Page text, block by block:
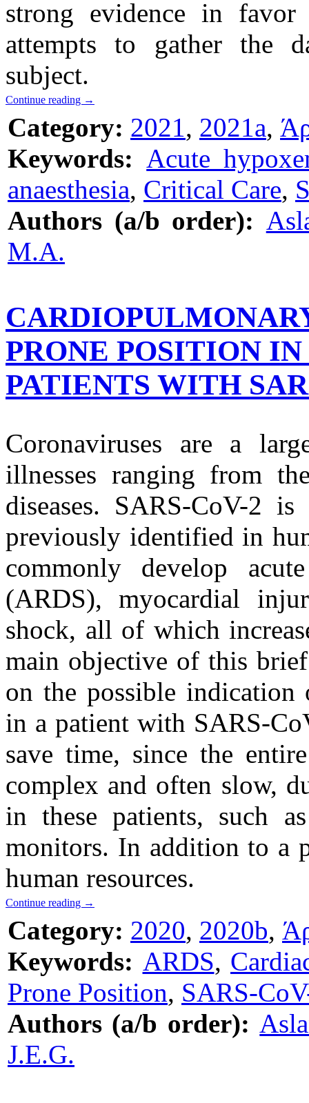
strong evidence in
attempts to gather the
subject.
Continue reading →
Category: 2021, 2021a,
Keywords: Acute
anaesthesia, Critical Care,
Authors (a/b order):
M.A.
PRONE POSITION
PATIENTS WITH
Coronaviruses are a
illnesses ranging from
diseases. SARS-CoV-2
previously identified in
commonly develop
(ARDS), myocardial
shock, all of which
main objective of this
on the possible indication
in a patient with SARS-
save time, since the
complex and often slow,
in these patients, such
monitors. In addition to a
human resources.
Continue reading →
Category: 2020, 2020b,
Keywords: ARDS,
Prone Position, SARS-
Authors (a/b order):
J.E.G.